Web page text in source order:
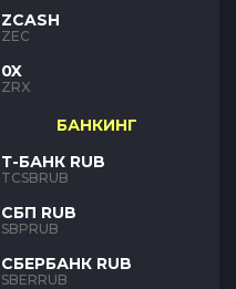
ZCASH
ZEC
0X
ZRX
БАНКИНГ
Т-БАНК RUB
TCSBRUB
СБП RUB
SBPRUB
СБЕРБАНК RUB
SBERRUB